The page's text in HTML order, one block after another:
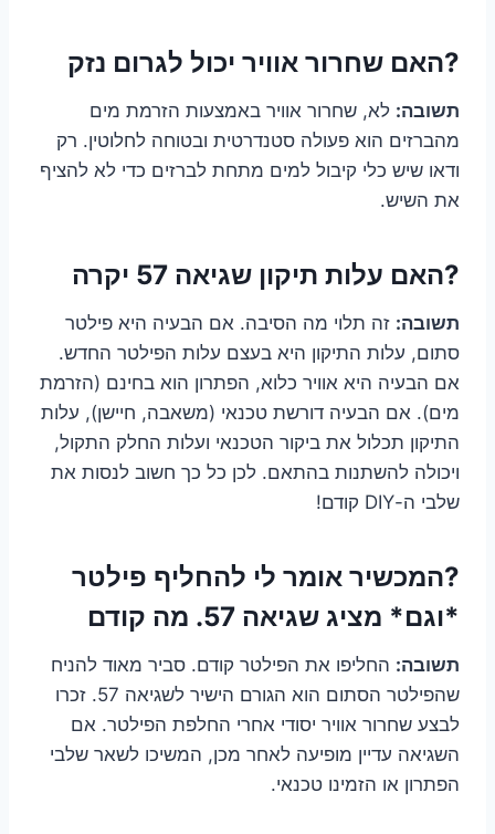
?האם שחרור אוויר יכול לגרום נזק
תשובה: לא, שחרור אוויר באמצעות הזרמת מים
מהברזים הוא פעולה סטנדרטית ובטוחה לחלוטין. רק
ודאו שיש כלי קיבול למים מתחת לברזים כדי לא להציף
את השיש.
?האם עלות תיקון שגיאה 57 יקרה
תשובה: זה תלוי מה הסיבה. אם הבעיה היא פילטר
סתום, עלות התיקון היא בעצם עלות הפילטר החדש.
אם הבעיה היא אוויר כלוא, הפתרון הוא בחינם (הזרמת
מים). אם הבעיה דורשת טכנאי (משאבה, חיישן), עלות
התיקון תכלול את ביקור הטכנאי ועלות החלק התקול,
ויכולה להשתנות בהתאם. לכן כל כך חשוב לנסות את
שלבי ה-DIY קודם!
?המכשיר אומר לי להחליף פילטר
*וגם* מציג שגיאה 57. מה קודם
תשובה: החליפו את הפילטר קודם. סביר מאוד להניח
שהפילטר הסתום הוא הגורם הישיר לשגיאה 57. זכרו
לבצע שחרור אוויר יסודי אחרי החלפת הפילטר. אם
השגיאה עדיין מופיעה לאחר מכן, המשיכו לשאר שלבי
הפתרון או הזמינו טכנאי.